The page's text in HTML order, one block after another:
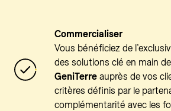
Commercialiser
Vous bénéficiez de
des solutions clé en main
GeniTerre auprès de vos
critères définis par le
complémentarité avec les